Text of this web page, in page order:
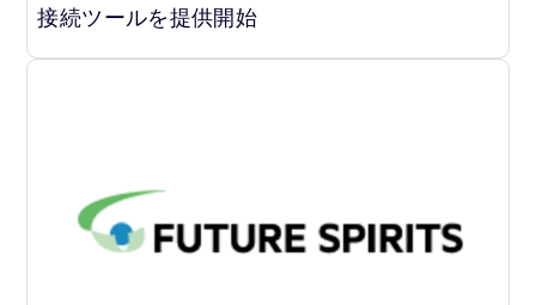
接続ツールを提供開始